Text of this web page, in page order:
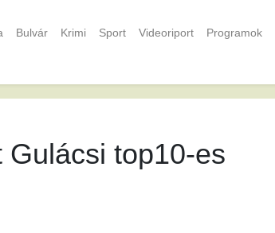
Bulvár Krimi Sport Videoriport Programok
top10-es